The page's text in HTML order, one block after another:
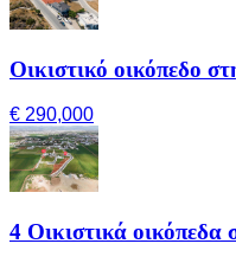
Οικιστικό οικόπεδο
€ 290,000
4 Οικιστικά